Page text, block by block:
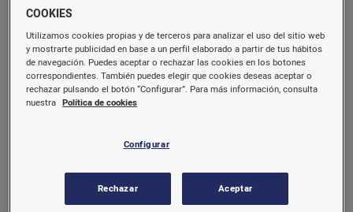
Leche continuación Nestlé
nativa 2
(14,94 €/kg)
Comprar
Leche continuación Nestlé
Comprar
COOKIES
Utilizamos cookies propias y de terceros para analizar el uso del sitio web
y mostrarte publicidad en base a un perfil elaborado a partir de tus hábitos
de navegación. Puedes aceptar o rechazar las cookies en los botones
correspondientes. También puedes elegir que cookies deseas aceptar o
rechazar pulsando el botón “Configurar”. Para más información, consulta
nuestra Política de cookies
Configurar
Rechazar Aceptar